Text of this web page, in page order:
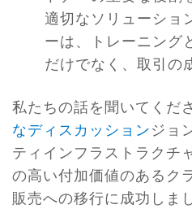
適切なソリューショ
ーは、トレーニング
だけでなく、取引の
私たちの話を聞いてくだ
なディスカッションジョ
ティインフラストラクチ
の高い付加価値のあるク
販売への移行に成功しま